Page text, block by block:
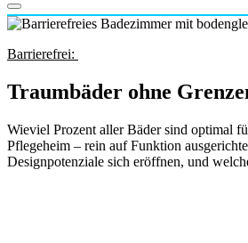
Barrierefrei:
Traumbäder ohne
Wieviel Prozent aller Bäder sind optimal
Pflegeheim – rein auf Funktion
Designpotenziale sich eröffnen, und